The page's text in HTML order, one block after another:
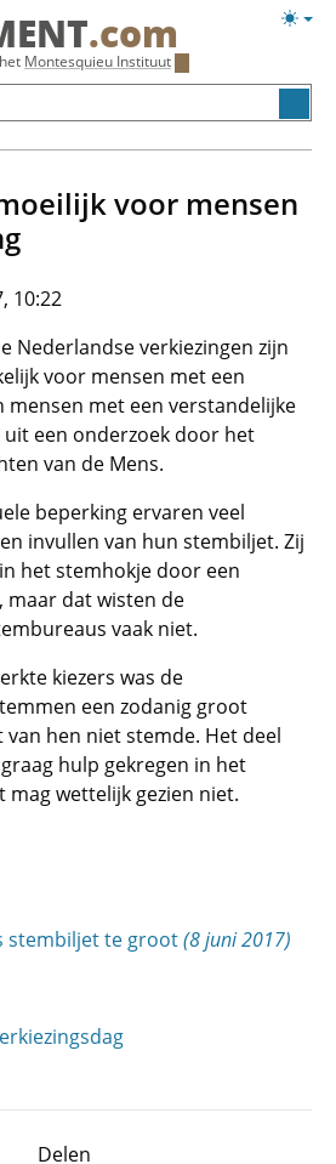
.com
Montesquieu Instituut
voor mensen
10:22
Nederlandse verkiezingen zijn
voor mensen met een
mensen met een verstandelijke
een onderzoek door het
van de Mens.
beperking ervaren veel
invullen van hun stembiljet. Zij
het stemhokje door een
maar dat wisten de
vaak niet.
kiezers was de
een zodanig groot
hen niet stemde. Het deel
hulp gekregen in het
wettelijk gezien niet.
stembiljet te groot(8 juni 2017)
Delen